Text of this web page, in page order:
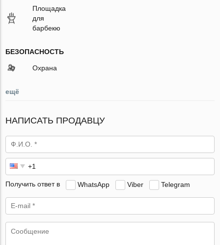
Площадка
для
барбекю
БЕЗОПАСНОСТЬ
Охрана
ещё
НАПИСАТЬ ПРОДАВЦУ
Получить ответ в WhatsApp Viber Telegram